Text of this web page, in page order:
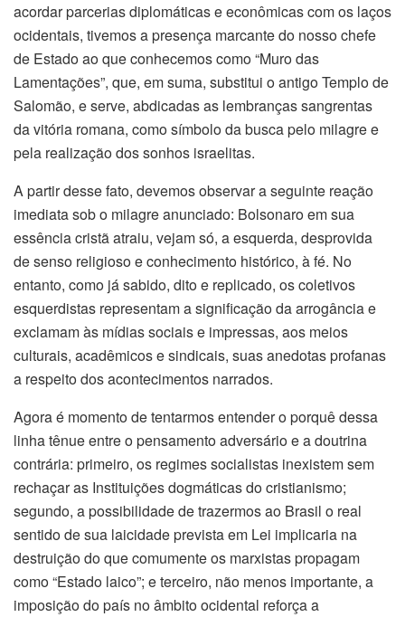
acordar parcerias diplomáticas e econômicas com os laços
ocidentais, tivemos a presença marcante do nosso chefe
de Estado ao que conhecemos como “Muro das
Lamentações”, que, em suma, substitui o antigo Templo de
Salomão, e serve, abdicadas as lembranças sangrentas
da vitória romana, como símbolo da busca pelo milagre e
pela realização dos sonhos israelitas.
A partir desse fato, devemos observar a seguinte reação
imediata sob o milagre anunciado: Bolsonaro em sua
essência cristã atraiu, vejam só, a esquerda, desprovida
de senso religioso e conhecimento histórico, à fé. No
entanto, como já sabido, dito e replicado, os coletivos
esquerdistas representam a significação da arrogância e
exclamam às mídias sociais e impressas, aos meios
culturais, acadêmicos e sindicais, suas anedotas profanas
a respeito dos acontecimentos narrados.
Agora é momento de tentarmos entender o porquê dessa
linha tênue entre o pensamento adversário e a doutrina
contrária: primeiro, os regimes socialistas inexistem sem
rechaçar as Instituições dogmáticas do cristianismo;
segundo, a possibilidade de trazermos ao Brasil o real
sentido de sua laicidade prevista em Lei implicaria na
destruição do que comumente os marxistas propagam
como “Estado laico”; e terceiro, não menos importante, a
imposição do país no âmbito ocidental reforça a